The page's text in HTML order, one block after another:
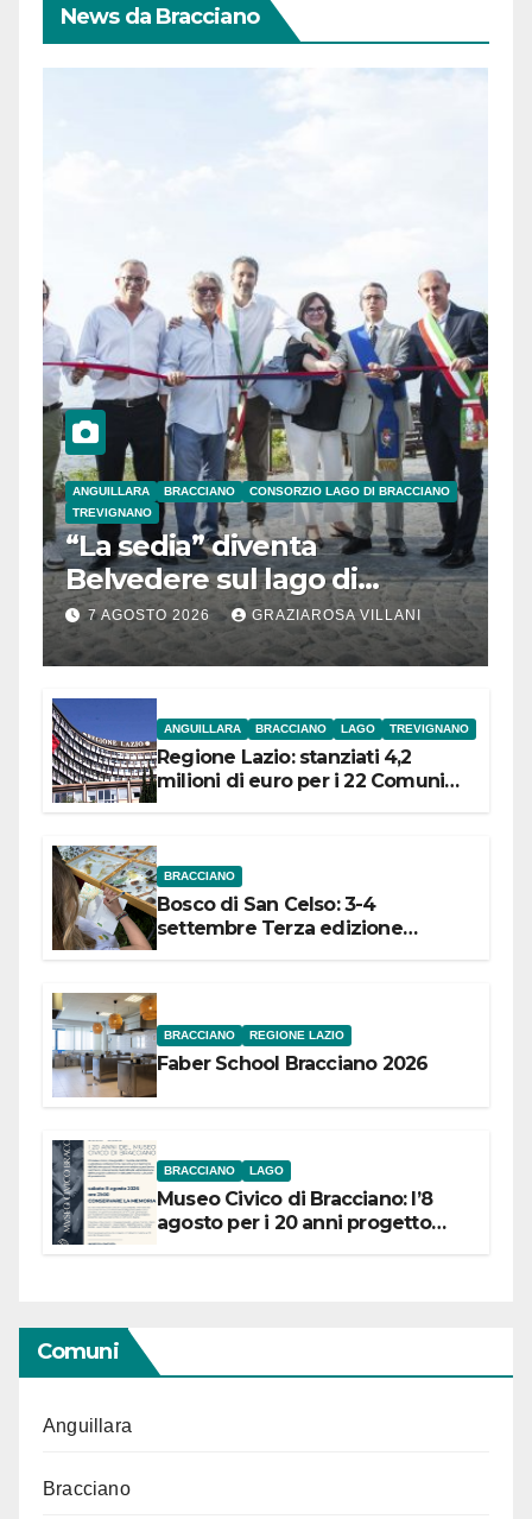
News da Bracciano
ANGUILLARA BRACCIANO
CONSORZIO LAGO DI BRACCIANO
TREVIGNANO
“La sedia” diventa
Belvedere sul lago di
Bracciano: ieri
l’inaugurazione
7 AGOSTO 2026 GRAZIAROSA VILLANI
ANGUILLARA BRACCIANO LAGO TREVIGNANO
Regione Lazio: stanziati 4,2
milioni di euro per i 22 Comuni
BRACCIANO
Bosco di San Celso: 3-4
settembre Terza edizione
BRACCIANO REGIONE LAZIO
Faber School Bracciano 2026
BRACCIANO LAGO
Museo Civico di Bracciano: l’8
agosto per i 20 anni progetto
Comuni
Anguillara
Bracciano